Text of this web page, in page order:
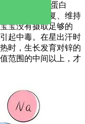
影响核酸、蛋白
育、组织修复、维持
宝没有摄取足够的
起中毒。在星出汗时
时，生长发育对锌的
范围的中间以上，才